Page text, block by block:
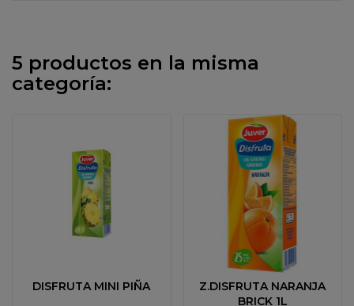
5 productos en la misma
categoría:
DISFRUTA MINI PIÑA
Z.DISFRUTA NARANJA
BRICK 1L